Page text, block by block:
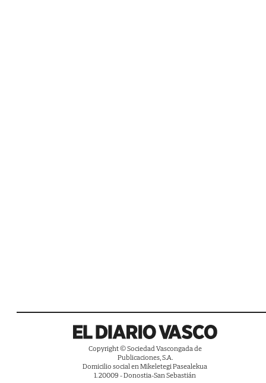
Copyright © Sociedad Vascongada de
Publicaciones, S.A.
Domicilio social en Mikeletegi Pasealekua
1. 20009 - Donostia-San Sebastián